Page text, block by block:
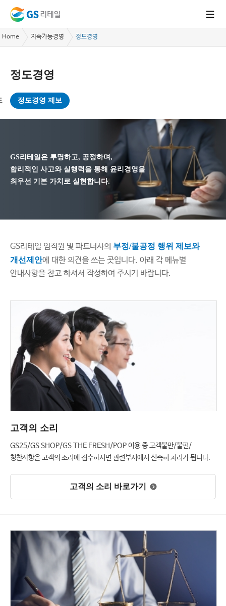
Home 지속가능경영 정도경영
정도경영
정도경영 제보
GS리테일은 투명하고, 공정하며,
합리적인 사고와 실행력을 통해 윤리경영을
최우선 기본 가치로 실현합니다.
GS리테일 임직원 및 파트너사의 부정/불공정 행위 제보와
개선제안에 대한 의견을 쓰는 곳입니다. 아래 각 메뉴별
안내사항을 참고 하셔서 작성하여 주시기 바랍니다.
고객의 소리
GS25/GS SHOP/GS THE FRESH/POP 이용 중 고객불만/불편/
칭찬사항은 고객의 소리에 접수하시면 관련부서에서 신속히 처리가 됩니다.
고객의 소리 바로가기